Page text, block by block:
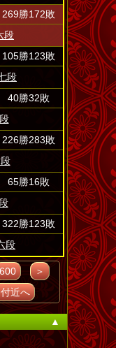
269勝172敗
段
105勝123敗
段
40勝32敗
226勝283敗
65勝16敗
322勝123敗
段
600
＞
近へ
▲